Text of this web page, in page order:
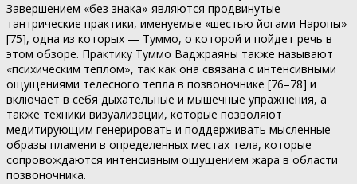
Завершением «без знака» являются продвинутые
тантрические практики, именуемые «шестью йогами Наропы»
[75], одна из которых — Туммо, о которой и пойдет речь в
этом обзоре. Практику Туммо Ваджраяны также называют
«психическим теплом», так как она связана с интенсивными
ощущениями телесного тепла в позвоночнике [76–78] и
включает в себя дыхательные и мышечные упражнения, а
также техники визуализации, которые позволяют
медитирующим генерировать и поддерживать мысленные
образы пламени в определенных местах тела, которые
сопровождаются интенсивным ощущением жара в области
позвоночника.